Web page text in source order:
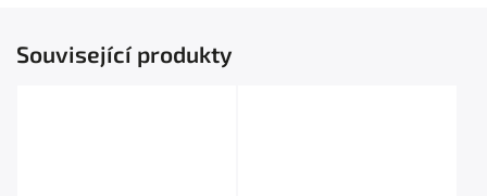
Související produkty